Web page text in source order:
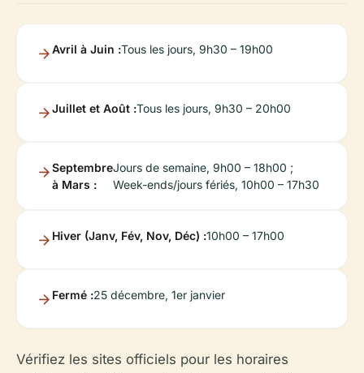
Avril à Juin :Tous les jours, 9h30 – 19h00
Juillet et Août :Tous les jours, 9h30 – 20h00
Septembre
à Mars :
Jours de semaine, 9h00 – 18h00 ;
Week-ends/jours fériés, 10h00 – 17h30
Hiver (Janv, Fév, Nov, Déc) :10h00 – 17h00
Fermé :25 décembre, 1er janvier
Vérifiez les sites officiels pour les horaires